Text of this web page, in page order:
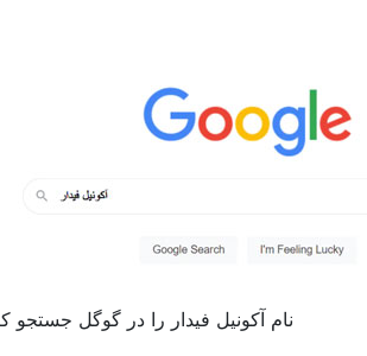
نام آکونیل فیدار را در گوگل جستجو کنید